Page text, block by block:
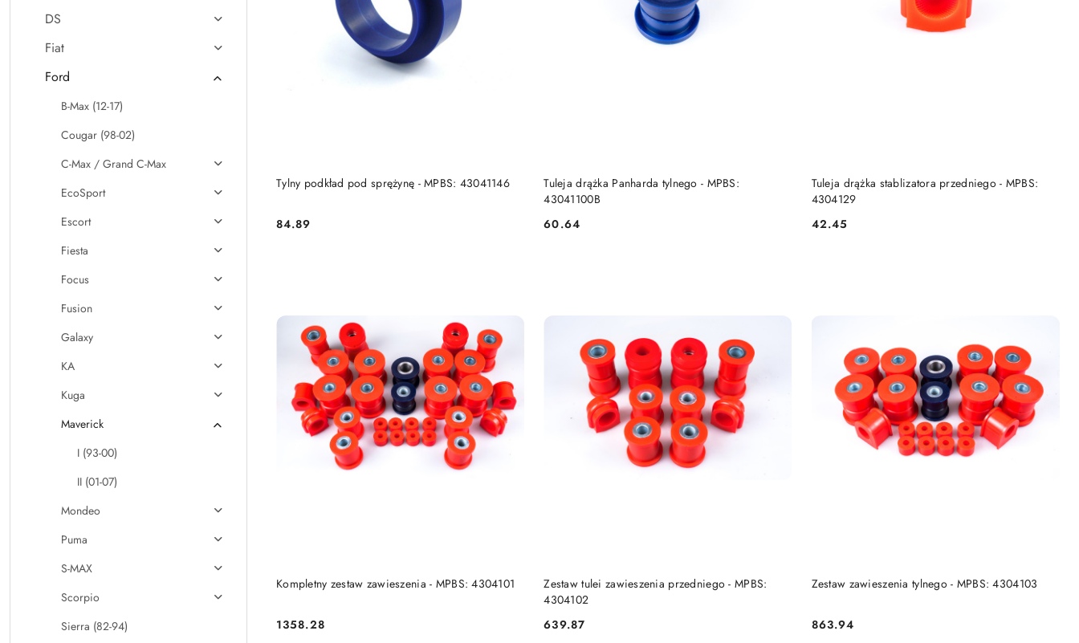
DS
Fiat
Ford
B-Max (12-17)
Cougar (98-02)
C-Max / Grand C-Max
EcoSport
Escort
Fiesta
Focus
Fusion
Galaxy
KA
Kuga
Maverick
I (93-00)
II (01-07)
Mondeo
Puma
S-MAX
Scorpio
Sierra (82-94)
Tylny podkład pod sprężynę - MPBS: 43041146
Cena:
84.89
DO KOSZYKA
Tuleja drążka Panharda tylnego - MPBS:
43041100B
Cena:
60.64
DO KOSZYKA
Tuleja drążka stablizatora przedniego - MPBS:
4304129
Cena:
42.45
DO KOSZYKA
Kompletny zestaw zawieszenia - MPBS: 4304101
Cena:
1358.28
DO KOSZYKA
Zestaw tulei zawieszenia przedniego - MPBS:
4304102
Cena:
639.87
DO KOSZYKA Zestaw zawieszenia tylnego - MPBS: 4304103
Cena:
863.94
DO KOSZYKA